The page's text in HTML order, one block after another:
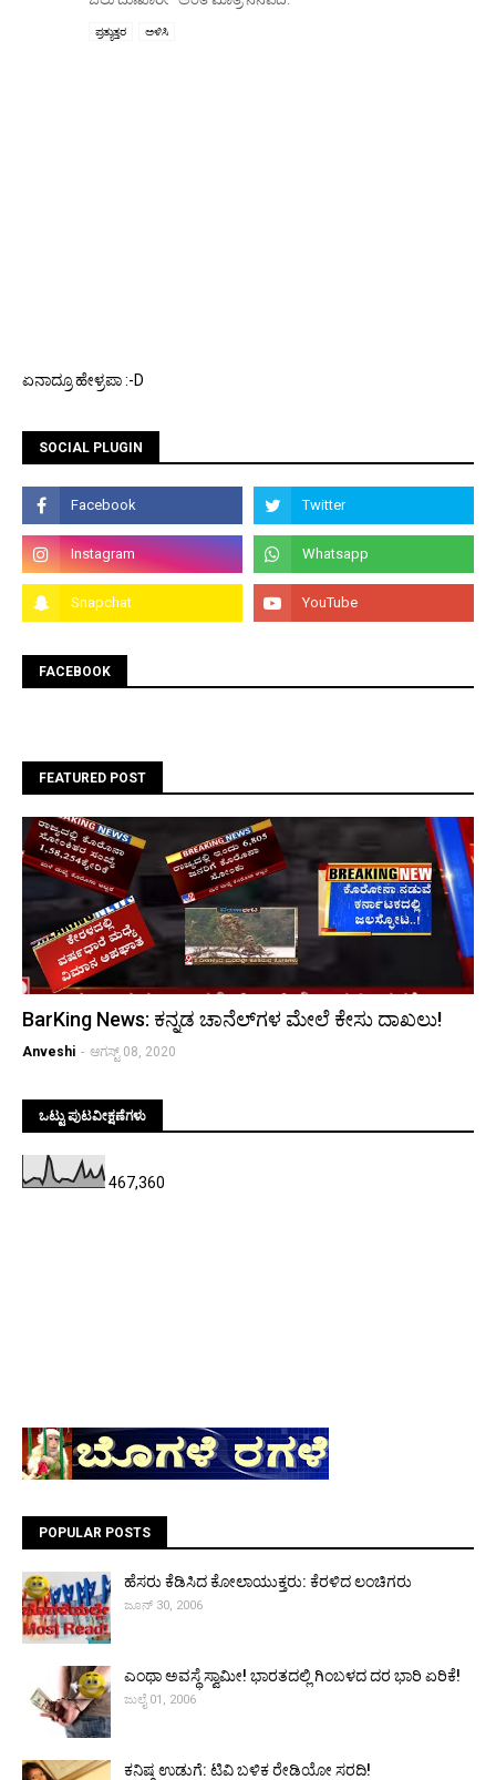
ಪ್ರತ್ಯುತ್ತರ ಅಳಿಸಿ
ಏನಾದ್ರೂ ಹೇಳ್ರಪಾ :-D
SOCIAL PLUGIN
FACEBOOK
FEATURED POST
BarKing News: ಕನ್ನಡ ಚಾನೆಲ್‌ಗಳ ಮೇಲೆ ಕೇಸು ದಾಖಲು!
Anveshi - ಆಗಸ್ಟ್ 08, 2020
ಒಟ್ಟು ಪುಟವೀಕ್ಷಣೆಗಳು
467,360
POPULAR POSTS
ಹೆಸರು ಕೆಡಿಸಿದ ಕೋಲಾಯುಕ್ತರು: ಕೆರಳಿದ ಲಂಚಿಗರು
ಜೂನ್ 30, 2006
ಎಂಥಾ ಅವಸ್ಥೆ ಸ್ವಾಮೀ! ಭಾರತದಲ್ಲಿ ಗಿಂಬಳದ ದರ ಭಾರಿ ಏರಿಕೆ!
ಜುಲೈ 01, 2006
ಕನಿಷ್ಠ ಉಡುಗೆ: ಟಿವಿ ಬಳಿಕ ರೇಡಿಯೋ ಸರದಿ!